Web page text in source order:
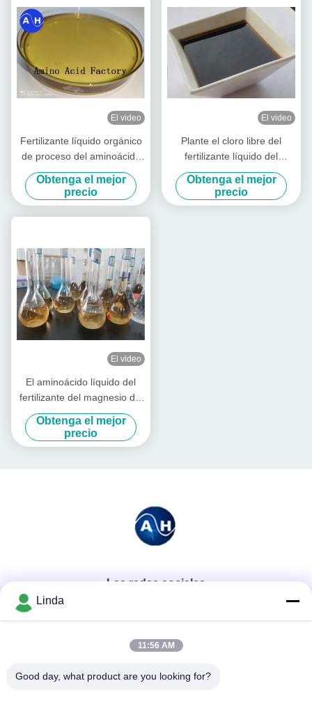
El video
Fertilizante líquido orgánico
de proceso del aminoácido
el 50% de la hidrólisis
enzimática
Obtenga el mejor
precio
El video
Plante el cloro libre del
fertilizante líquido del
aminoácido de la fuente el
30% del embalaje 1L
Obtenga el mejor
precio
El video
El aminoácido líquido del
fertilizante del magnesio del
calcio quelató
Obtenga el mejor
precio
Las redes sociales
Contacto rápido
Teléfono
Linda
11:56 AM
Good day, what product are you looking for?